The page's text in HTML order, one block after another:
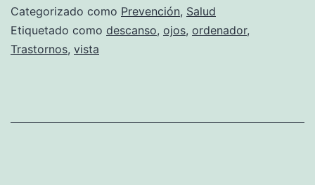
Categorizado como Prevención, Salud
Etiquetado como descanso, ojos, ordenador,
Trastornos, vista